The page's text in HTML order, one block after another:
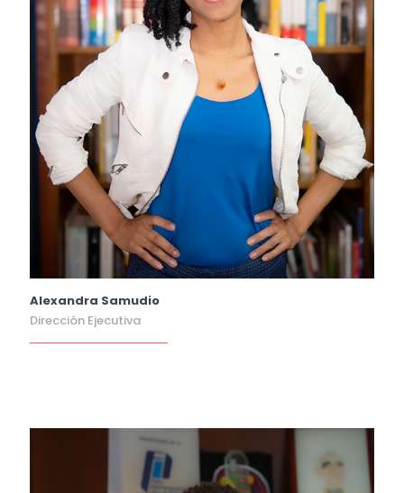
Alexandra Samudio
Dirección Ejecutiva